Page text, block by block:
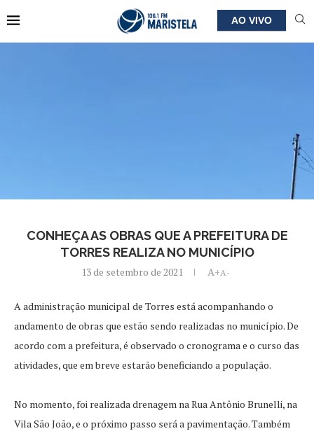
AO VIVO
CONHEÇA AS OBRAS QUE A PREFEITURA DE
TORRES REALIZA NO MUNICÍPIO
13 de setembro de 2021 A+A-
A administração municipal de Torres está acompanhando o
andamento de obras que estão sendo realizadas no município. De
acordo com a prefeitura, é observado o cronograma e o curso das
atividades, que em breve estarão beneficiando a população.
No momento, foi realizada drenagem na Rua Antônio Brunelli, na
Vila São João, e o próximo passo será a pavimentação. Também